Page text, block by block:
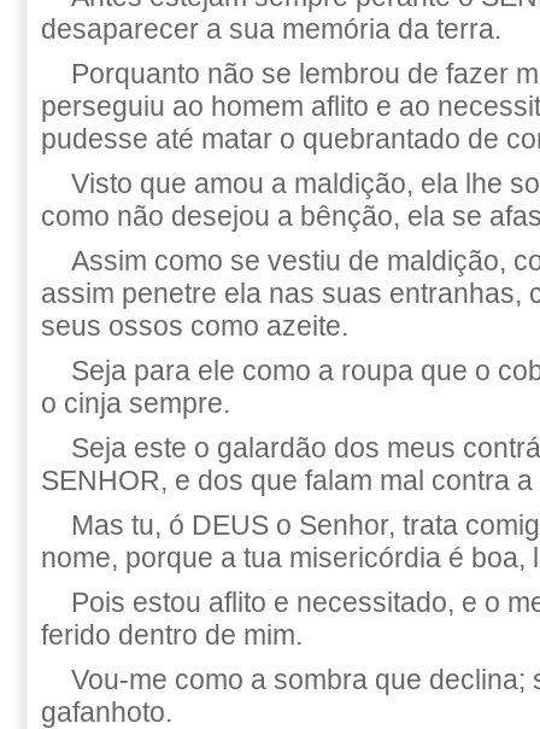
desaparecer a sua memória da terra.
Porquanto não se lembrou de fazer
perseguiu ao homem aflito e ao
pudesse até matar o quebrantado de
Visto que amou a maldição, ela lhe
como não desejou a bênção, ela se
Assim como se vestiu de maldição,
assim penetre ela nas suas entranhas,
seus ossos como azeite.
Seja para ele como a roupa que o
o cinja sempre.
Seja este o galardão dos meus
SENHOR, e dos que falam mal contra
Mas tu, ó DEUS o Senhor, trata
nome, porque a tua misericórdia é boa,
Pois estou aflito e necessitado, e o
ferido dentro de mim.
Vou-me como a sombra que declina;
gafanhoto.